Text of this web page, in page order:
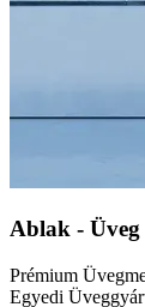
Ablak - Üveg
Prémium
Egyedi